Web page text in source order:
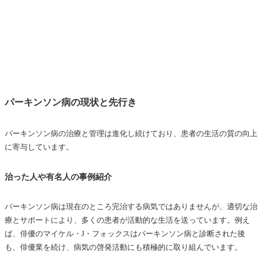
パーキンソン病の現状と先行き
パーキンソン病の治療と管理は進化し続けており、患者の生活の質の向上
に寄与しています。
治った人や有名人の事例紹介
パーキンソン病は現在のところ完治する病気ではありませんが、適切な治
療とサポートにより、多くの患者が活動的な生活を送っています。例え
ば、俳優のマイケル・J・フォックスはパーキンソン病と診断された後
も、俳優業を続け、病気の啓発活動にも積極的に取り組んでいます。